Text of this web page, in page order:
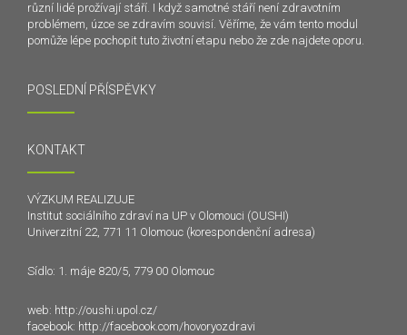
různí lidé prožívají stáří. I když samotné stáří není zdravotním
problémem, úzce se zdravím souvisí. Věříme, že vám tento modul
pomůže lépe pochopit tuto životní etapu nebo že zde najdete oporu.
POSLEDNÍ PŘÍSPĚVKY
KONTAKT
VÝZKUM REALIZUJE
Institut sociálního zdraví na UP v Olomouci (OUSHI)
Univerzitní 22, 771 11 Olomouc (korespondenční adresa)
Sídlo: 1. máje 820/5, 779 00 Olomouc
web: http://oushi.upol.cz/
facebook: http://facebook.com/hovoryozdravi